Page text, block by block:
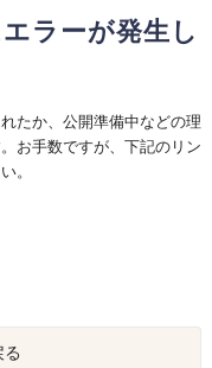
ラーが発生し
たか、公開準備中などの理
お手数ですが、下記のリン
。
る